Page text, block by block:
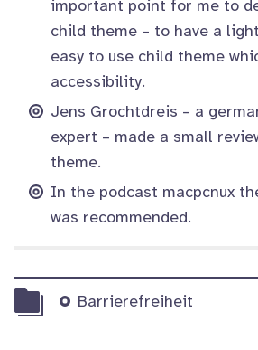
important point for me to
child theme – to have a
easy to use child theme
accessibility.
Jens Grochtdreis – a
expert – made a small
theme.
In the podcast macpcnux
was recommended.
Themen
Barrierefreiheit